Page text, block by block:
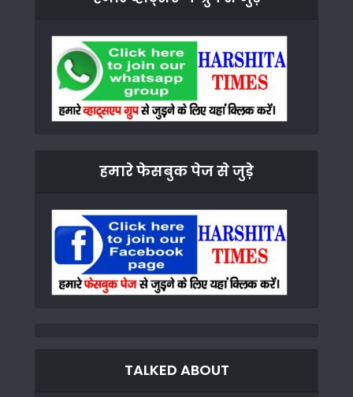
हमारे फेसबुक पेज से जुड़े
TALKED ABOUT